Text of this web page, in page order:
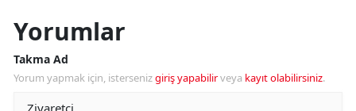
Yorumlar
Takma Ad
Yorum yapmak için, istersenizgiriş yapabilirveya kayıt olabilirsiniz.